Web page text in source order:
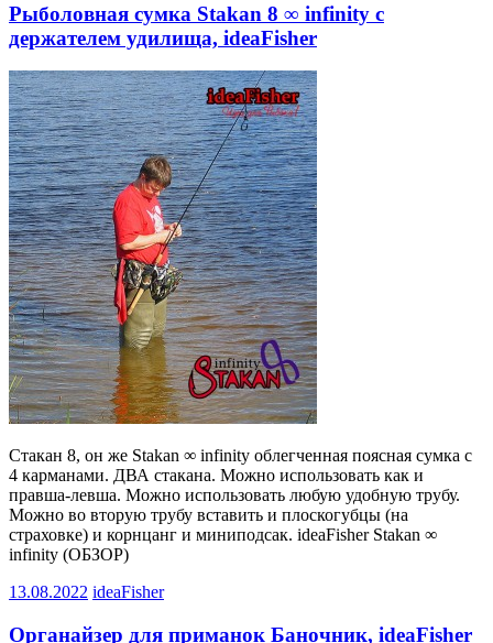
Рыболовная сумка Stakan 8 ∞ infinity с
держателем удилища, ideaFisher
Стакан 8, он же Stakan ∞ infinity облегченная поясная сумка с
4 карманами. ДВА стакана. Можно использовать как и
правша-левша. Можно использовать любую удобную трубу.
Можно во вторую трубу вставить и плоскогубцы (на
страховке) и корнцанг и миниподсак. ideaFisher Stakan ∞
infinity (ОБЗОР)
13.08.2022 ideaFisher
Органайзер для приманок Баночник, ideaFisher